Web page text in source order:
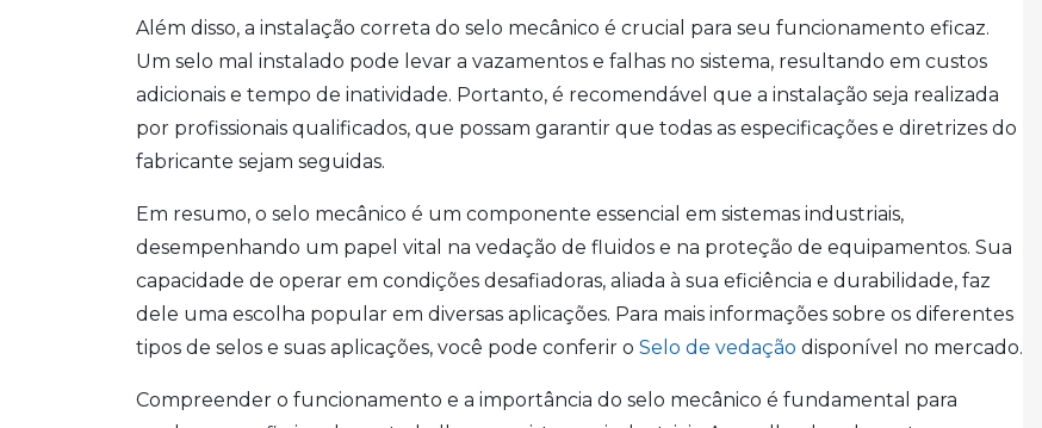
Além disso, a instalação correta do selo mecânico é crucial para seu funcionamento eficaz.
Um selo mal instalado pode levar a vazamentos e falhas no sistema, resultando em custos
adicionais e tempo de inatividade. Portanto, é recomendável que a instalação seja realizada
por profissionais qualificados, que possam garantir que todas as especificações e diretrizes do
fabricante sejam seguidas.
Em resumo, o selo mecânico é um componente essencial em sistemas industriais,
desempenhando um papel vital na vedação de fluidos e na proteção de equipamentos. Sua
capacidade de operar em condições desafiadoras, aliada à sua eficiência e durabilidade, faz
dele uma escolha popular em diversas aplicações. Para mais informações sobre os diferentes
tipos de selos e suas aplicações, você pode conferir o Selo de vedação disponível no mercado.
Compreender o funcionamento e a importância do selo mecânico é fundamental para